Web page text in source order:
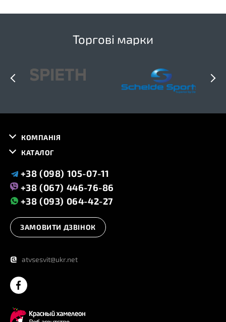
Торгові марки
КОМПАНІЯ
КАТАЛОГ
+38 (098) 105-07-11
+38 (067) 446-76-86
+38 (093) 064-42-27
ЗАМОВИТИ ДЗВІНОК
@ atvsesvit@ukr.net